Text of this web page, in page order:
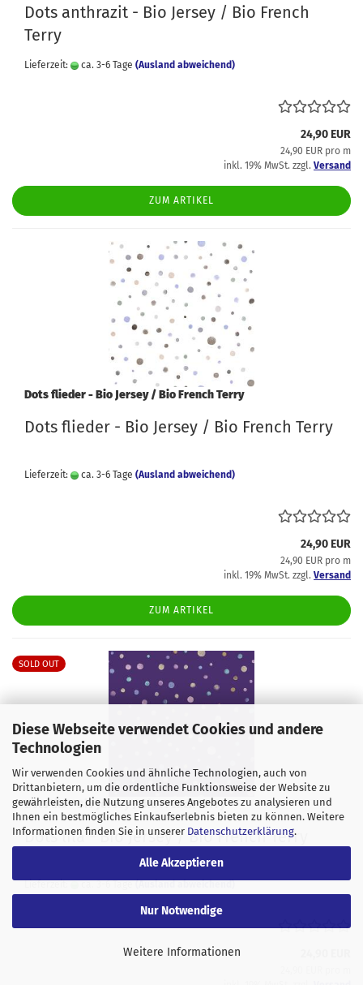
Diese Webseite verwendet Cookies und andere
Technologien
Wir verwenden Cookies und ähnliche Technologien, auch von
Drittanbietern, um die ordentliche Funktionsweise der Website zu
gewährleisten, die Nutzung unseres Angebotes zu analysieren und
Ihnen ein bestmögliches Einkaufserlebnis bieten zu können. Weitere
Informationen finden Sie in unserer Datenschutzerklärung.
Alle Akzeptieren
Nur Notwendige
Weitere Informationen
Dots anthrazit - Bio Jersey / Bio French
Terry
Lieferzeit: ca. 3-6 Tage (Ausland abweichend)
24,90 EUR
24,90 EUR pro m
inkl. 19% MwSt. zzgl. Versand
ZUM ARTIKEL
Dots flieder - Bio Jersey / Bio French Terry
Dots flieder - Bio Jersey / Bio French Terry
Lieferzeit: ca. 3-6 Tage (Ausland abweichend)
24,90 EUR
24,90 EUR pro m
inkl. 19% MwSt. zzgl. Versand
ZUM ARTIKEL
SOLD OUT
Dots lila - Bio Jersey / Bio French Terry
Dots lila - Bio Jersey / Bio French Terry